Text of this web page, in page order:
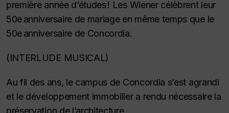
première année d’études ! Les Wiener célèbrent leur
50e anniversaire de mariage en même temps que le
50e anniversaire de Concordia.
(INTERLUDE MUSICAL)
Au fil des ans, le campus de Concordia s’est agrandi
et le développement immobilier a rendu nécessaire la
préservation de l’architecture.